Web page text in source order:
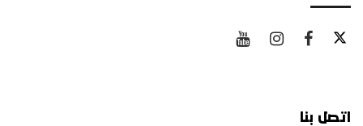
اتصل بنا